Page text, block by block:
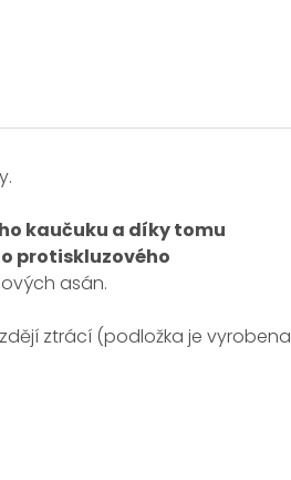
kaučuku a díky tomu
protiskluzového
asán.
ztrácí (podložka je vyrobena